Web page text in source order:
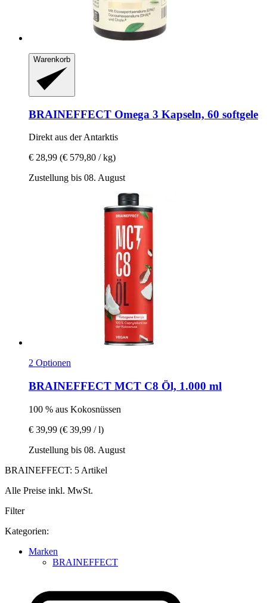
Warenkorb
BRAINEFFECT Omega 3 Kapseln, 60 softgele
Direkt aus der Antarktis
€ 28,99 (€ 579,80 / kg)
Zustellung bis 08. August
2 Optionen
BRAINEFFECT MCT C8 Öl, 1.000 ml
100 % aus Kokosnüssen
€ 39,99 (€ 39,99 / l)
Zustellung bis 08. August
BRAINEFFECT: 5 Artikel
Alle Preise inkl. MwSt.
Filter
Kategorien:
Marken
BRAINEFFECT